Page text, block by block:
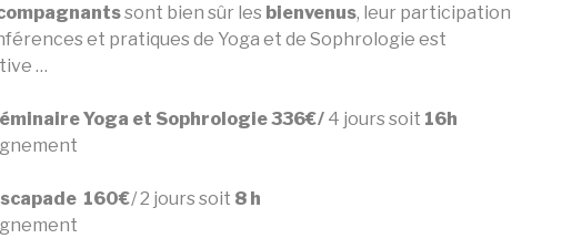
sont bien sûr les bienvenus, leur participation
et pratiques de Yoga et de Sophrologie est
…
Yoga et Sophrologie 336€/ 4 jours soit 16h
160€/ 2 jours soit 8 h